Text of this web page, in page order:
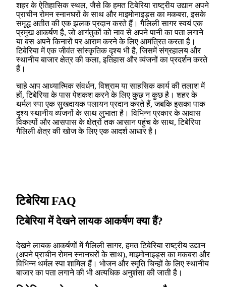
शहर के ऐतिहासिक स्थल, जैसे कि हमत टिबेरिया राष्ट्रीय उद्यान अपने
प्राचीन रोमन स्नानघरों के साथ और माइमोनाइड्स का मकबरा, इसके
समृद्ध अतीत की एक झलक प्रदान करते हैं। गैलिली सागर स्वयं एक
प्रमुख आकर्षण है, जो आगंतुकों को नाव से अपने पानी का पता लगाने
या बस अपने किनारों पर आराम करने के लिए आमंत्रित करता है।
टिबेरिया में एक जीवंत सांस्कृतिक दृश्य भी है, जिसमें संग्रहालय और
स्थानीय बाजार क्षेत्र की कला, इतिहास और व्यंजनों का प्रदर्शन करते
हैं।
चाहे आप आध्यात्मिक संवर्धन, विश्राम या साहसिक कार्य की तलाश में
हों, टिबेरिया के पास पेशकश करने के लिए कुछ न कुछ है। शहर के
थर्मल स्पा एक सुखदायक पलायन प्रदान करते हैं, जबकि इसका पाक
दृश्य स्थानीय व्यंजनों के साथ लुभाता है। विभिन्न प्रकार के आवास
विकल्पों और आसपास के क्षेत्रों तक आसान पहुंच के साथ, टिबेरिया
गैलिली क्षेत्र की खोज के लिए एक आदर्श आधार है।
टिबेरिया FAQ
टिबेरिया में देखने लायक आकर्षण क्या हैं?
देखने लायक आकर्षणों में गैलिली सागर, हमत टिबेरिया राष्ट्रीय उद्यान
(अपने प्राचीन रोमन स्नानघरों के साथ), माइमोनाइड्स का मकबरा और
विभिन्न थर्मल स्पा शामिल हैं। भोजन और स्मृति चिन्हों के लिए स्थानीय
बाजार का पता लगाने की भी अत्यधिक अनुशंसा की जाती है।